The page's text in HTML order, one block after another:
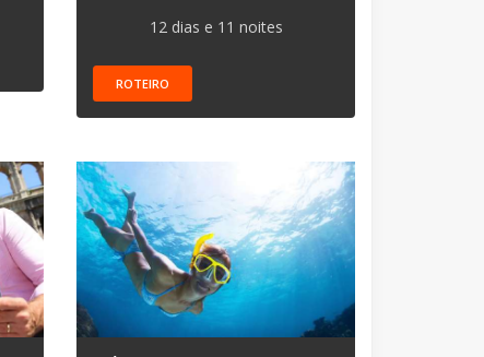
12 dias e 11 noites
ROTEIRO